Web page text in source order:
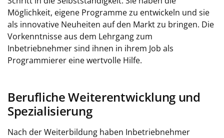
Möglichkeit, eigene Programme zu entwickeln und sie
als innovative Neuheiten auf den Markt zu bringen. Die
Vorkenntnisse aus dem Lehrgang zum
Inbetriebnehmer sind ihnen in ihrem Job als
Programmierer eine wertvolle Hilfe.
Berufliche Weiterentwicklung und
Spezialisierung
Nach der Weiterbildung haben Inbetriebnehmer